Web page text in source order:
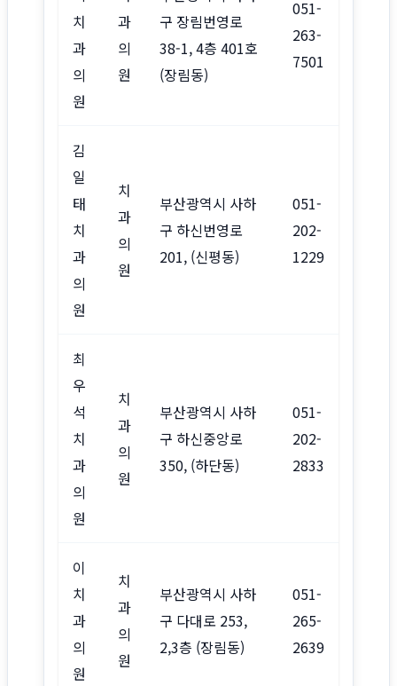
치
과
의
원
과
의
원
구 장림번영로
38-1, 4층 401호
(장림동)
051-
263-
7501
김
일
태
치
과
의
원
치
과
의
원
부산광역시 사하
구 하신번영로
201, (신평동)
051-
202-
1229
최
우
석
치
과
의
원
치
과
의
원
부산광역시 사하
구 하신중앙로
350, (하단동)
051-
202-
2833
이
치
과
의
원
치
과
의
원
부산광역시 사하
구 다대로 253,
2,3층 (장림동)
051-
265-
2639